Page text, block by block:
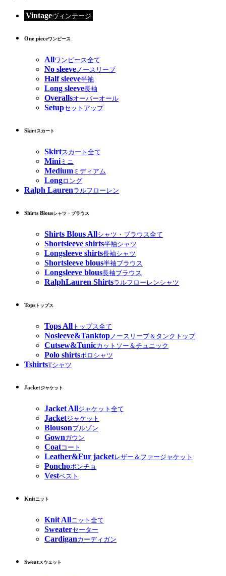
Vintageヴィンテージ
One pieceワンピース
Allワンピース全て
No sleeveノースリーブ
Half sleeve半袖
Long sleeve長袖
Overallsオーバーオール
Setupセットアップ
Skirtスカート
Skirtスカート全て
Miniミニ
Medium ミディアム
Longロング
Ralph Laurenラルフローレン
Shirts Blousシャツ・ブラウス
Shirts Blous Allシャツ・ブラウス全て
Shortsleeve shirts半袖シャツ
Longsleeve shirts長袖シャツ
Shortsleeve blous半袖ブラウス
Longsleeve blous長袖ブラウス
RalphLauren Shirtsラルフローレンシャツ
Tops トップス
Tops All トップス全て
Nosleeve&Tanktop ノースリーブ＆タンクトップ
Cutsew&Tunicカットソー＆チュニック
Polo shirtsポロシャツ
TshirtsTシャツ
Jacketジャケット
Jacket Allジャケット全て
Jacketジャケット
Blousonブルゾン
Gownガウン
Coatコート
Leather&Fur jacketレザー＆ファージャケット
Ponchoポンチョ
Vestベスト
Knitニット
Knit Allニット全て
Sweaterセーター
Cardiganカーディガン
Sweatスウェット